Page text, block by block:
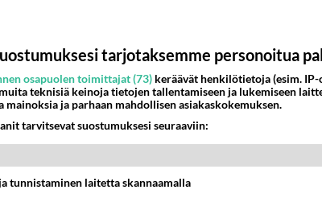
Kommentoi aloitusta...
Ketjusta on poistettu0sääntöjenvastaista viestiä.
Takaisin ylös
KESKUSTELUT
tarjotaksemme personoitua
osapuolen toimittajat (73) keräävät henkilötietoja (esim.
teknisiä keinoja tietojen tallentamiseen ja lukemiseen
ja parhaan mahdollisen asiakaskokemuksen.
tarvitsevat suostumuksesi seuraaviin:
tunnistaminen laitetta skannaamalla